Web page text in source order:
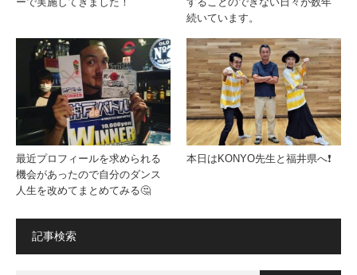
続いています。
最近プロフィールを求められる
機会があったので自分のダンス
人生を改めてまとめてみる🤔
本日はKONYO先生と福井県へ❗️
記事検索